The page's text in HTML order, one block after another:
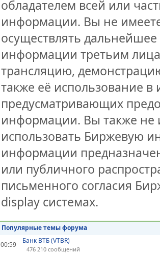
обладателем всей или
информации. Вы не
осуществлять
информации третьим
трансляцию,
также её использование
предусматривающих
информации. Вы также не
использовать Биржевую
информации
или публичного
письменного согласия
display системах.
Популярные темы форума
00:59
Банк ВТБ (VTBR)
476 210 сообщений